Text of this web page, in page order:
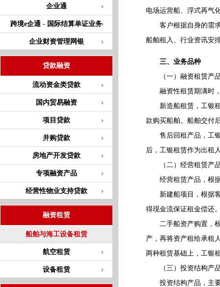
企业通
跨境e企通 - 国际结算单证业务
企业财资管理网银
贷款融资
流动资金类贷款
国内贸易融资
项目贷款
并购贷款
房地产开发贷款
专项融资产品
经营性物业支持贷款
融资租赁
船舶与海工设备租赁
航空租赁
设备租赁
电场运营船、浮式再气
客户根据自身的需求
船舶租入、行业资讯安
三、业务品种
（一）融资租赁产
融资性租赁期满时，
新造船租赁，工银租
款购买船舶。船舶交付
售后回租产品，工银
后，工银租赁作为出租
（二）经营租赁产
经营租赁产品，根据
新建船项目，根据客
得现金流保证租金偿还
二手船资产购置，根
产，再将资产租给承租
两种租赁基础上，工
（三）投资结构产
投资结构产品，主要